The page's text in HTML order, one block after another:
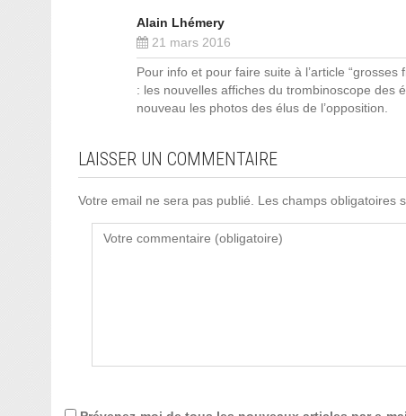
Alain Lhémery
21 mars 2016
Pour info et pour faire suite à l’article
: les nouvelles affiches du trombinoscope des
nouveau les photos des élus de l’opposition.
LAISSER UN COMMENTAIRE
Votre email ne sera pas publié. Les champs obligatoires